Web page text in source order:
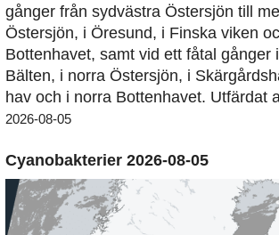
gånger från sydvästra Östersjön till
Östersjön, i Öresund, i Finska viken
Bottenhavet, samt vid ett fåtal gånger
Bälten, i norra Östersjön, i
hav och i norra Bottenhavet. Utfärdat
2026-08-05
Cyanobakterier 2026-08-05